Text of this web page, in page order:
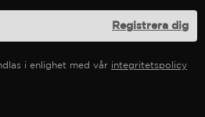
i enlighet med vår integritetspolicy